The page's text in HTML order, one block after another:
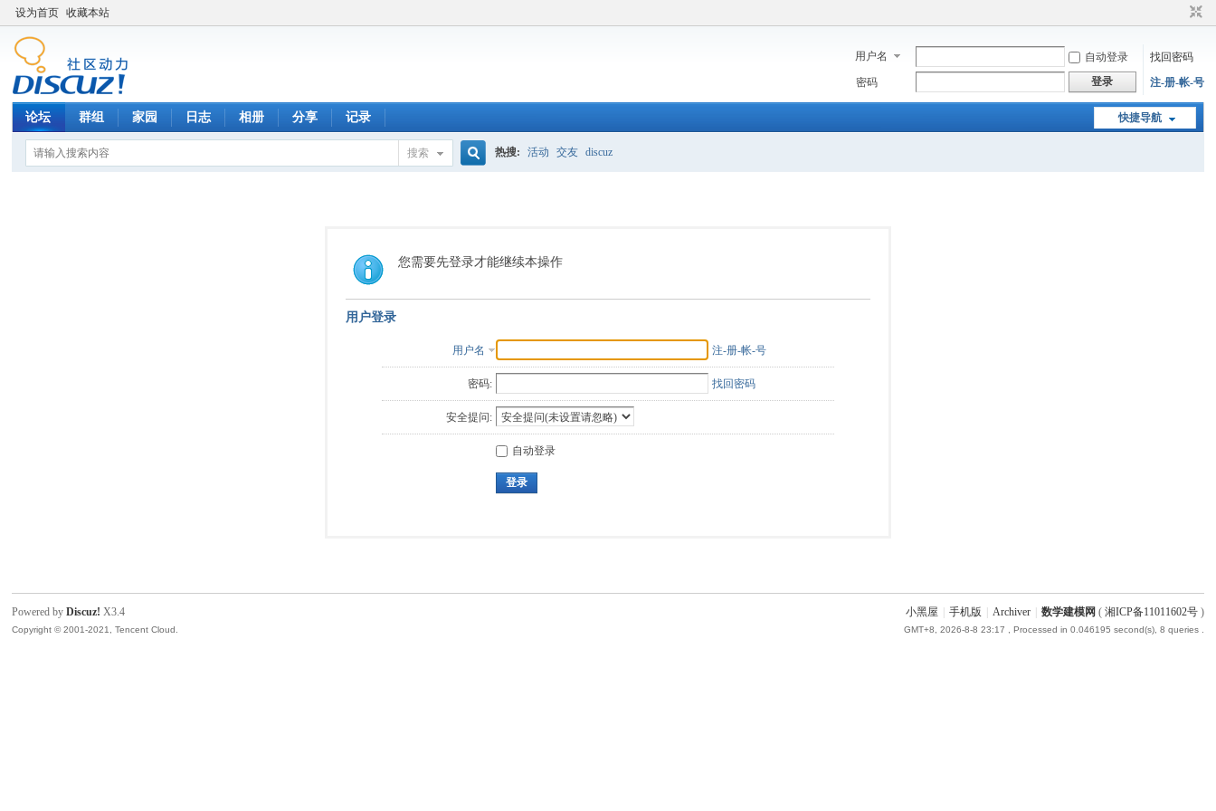
设为首页 收藏本站
用户名 自动登录
找回密码
密码
登录 注-册-帐-号
快捷导航
论坛 群组 家园 日志 相册 分享 记录
搜索
索
热搜: 活动 交友 discuz
您需要先登录才能继续本操作
用户登录
用户名 注-册-帐-号
密码: 找回密码
安全提问:
自动登录
登录
小黑屋 手机版 Archiver 数学建模网 ( 湘ICP备11011602号)
GMT+8, 2026-8-8 23:17 , Processed in 0.046195 second(s), 8 queries .
Powered byDiscuz! X3.4
Copyright © 2001-2021, Tencent Cloud.